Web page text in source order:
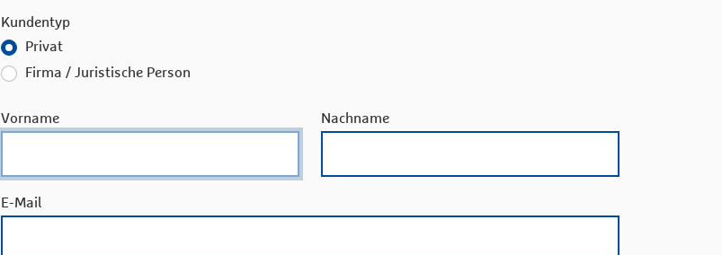
Kundentyp
Privat
Firma / Juristische Person
Vorname Nachname
E-Mail